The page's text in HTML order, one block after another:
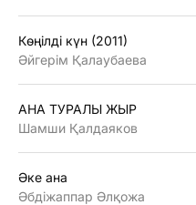
Көңiлдi күн (2011)
Әйгерiм Қалаубаева
АНА ТУРАЛЫ ЖЫР
Шамши Қалдаяков
Әке ана
Әбдiжаппар Әлқожа